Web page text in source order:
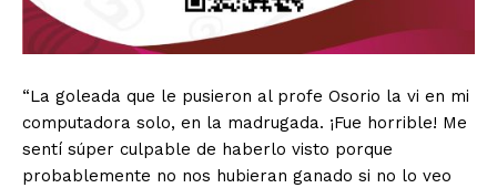
“La goleada que le pusieron al profe Osorio la vi en mi
computadora solo, en la madrugada. ¡Fue horrible! Me
sentí súper culpable de haberlo visto porque
probablemente no nos hubieran ganado si no lo veo